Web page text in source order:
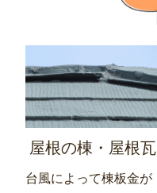
屋根の棟・屋根瓦
台風によって棟板金が